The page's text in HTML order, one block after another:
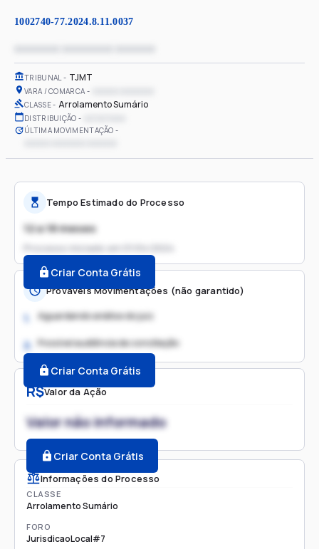
1002740-77.2024.8.11.0037
TRIBUNAL TJMT
VARA / COMARCA
CLASSE Arrolamento Sumário
DISTRIBUIÇÃO
ÚLTIMA MOVIMENTAÇÃO
R$Valor da Ação
Valor não informado
Criar Conta Grátis
Informações do Processo
CLASSE
Arrolamento Sumário
FORO
JurisdicaoLocal#7
Tempo Estimado do Processo
12 a 18 meses
Processo iniciado em
Criar Conta Grátis
Prováveis Movimentações (não garantido)
1. Aguardando análise do juiz
2. Possível audiência de conciliação
Criar Conta Grátis